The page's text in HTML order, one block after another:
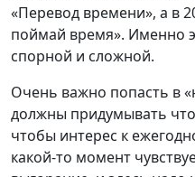
«Перевод времени», а в
поймай время». Именно
спорной и сложной.
Очень важно попасть в
должны придумывать
чтобы интерес к
какой-то момент